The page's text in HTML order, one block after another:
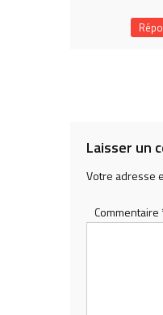
Laisser un
Votre adresse
Commentaire